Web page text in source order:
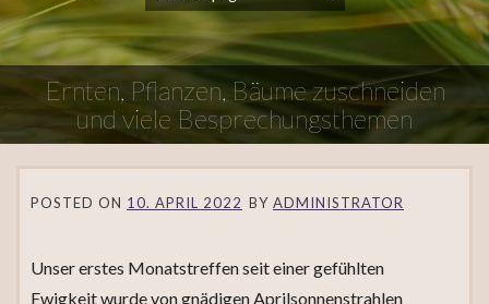
Ernten, Pflanzen, Bäume zuschneiden
und viele Besprechungsthemen
POSTED ON 10. APRIL 2022 BY ADMINISTRATOR
Unser erstes Monatstreffen seit einer gefühlten
Ewigkeit wurde von gnädigen Aprilsonnenstrahlen